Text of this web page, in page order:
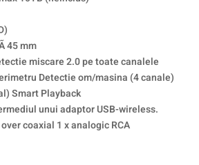
45 mm
miscare 2.0 pe toate canalele
Detectie om/masina (4 canale)
Smart Playback
unui adaptor USB-wireless.
coaxial 1 x analogic RCA